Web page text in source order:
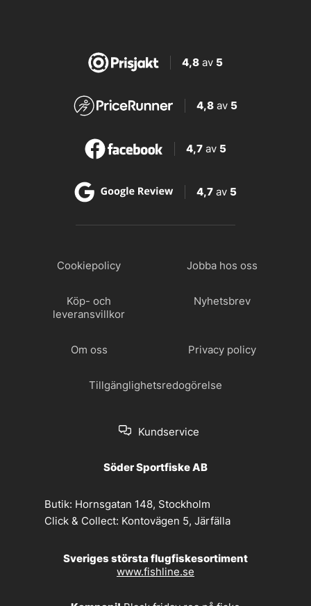
4,8av 5
4,8 av 5
4,7 av 5
4,7 av 5
Cookiepolicy Jobba hos oss
Köp- och
leveransvillkor
Nyhetsbrev
Om oss Privacy policy
Tillgänglighetsredogörelse
Kundservice
Söder Sportfiske AB
Butik: Hornsgatan 148, Stockholm
Click & Collect: Kontovägen 5, Järfälla
Sveriges största flugfiskesortiment
www.fishline.se